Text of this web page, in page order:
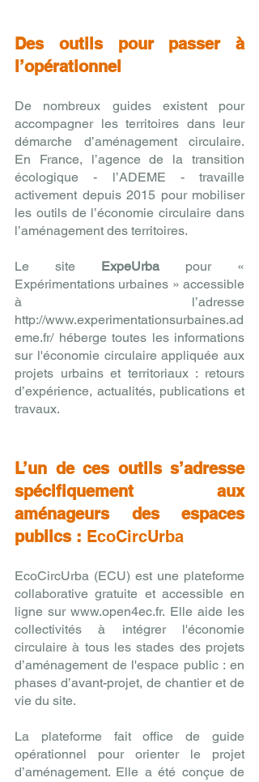
Des outils pour passer à
l’opérationnel
De nombreux guides existent pour
accompagner les territoires dans leur
démarche d’aménagement circulaire.
En France, l’agence de la transition
écologique - l’ADEME - travaille
activement depuis 2015 pour mobiliser
les outils de l’économie circulaire dans
l’aménagement des territoires.
Le site ExpeUrba pour «
Expérimentations urbaines » accessible
à l’adresse
http://www.experimentationsurbaines.ad
eme.fr/ héberge toutes les informations
sur l'économie circulaire appliquée aux
projets urbains et territoriaux : retours
d’expérience, actualités, publications et
travaux.
L’un de ces outils s’adresse
spécifiquement aux
aménageurs des espaces
publics : EcoCircUrba
EcoCircUrba (ECU) est une plateforme
collaborative gratuite et accessible en
ligne sur www.open4ec.fr. Elle aide les
collectivités à intégrer l'économie
circulaire à tous les stades des projets
d’aménagement de l'espace public : en
phases d’avant-projet, de chantier et de
vie du site.
La plateforme fait office de guide
opérationnel pour orienter le projet
d’aménagement. Elle a été conçue de